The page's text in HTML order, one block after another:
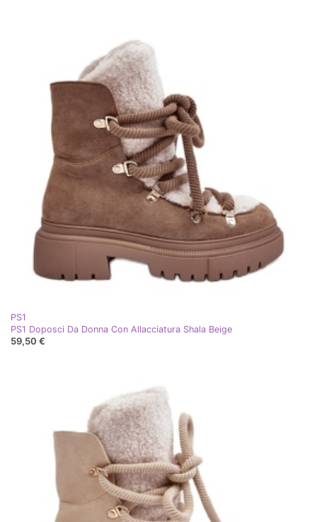
PS1
PS1 Doposci Da Donna Con Allacciatura Shala Beige
59,50 €